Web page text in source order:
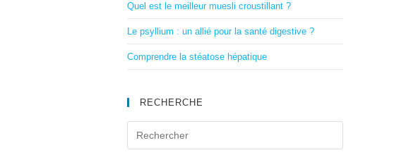
Quel est le meilleur muesli croustillant ?
Le psyllium : un allié pour la santé digestive ?
Comprendre la stéatose hépatique
RECHERCHE